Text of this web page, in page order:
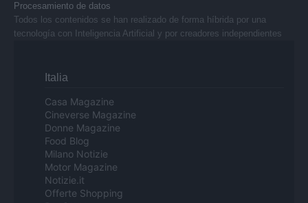
Procesamiento de datos
Todos los contenidos se han realizado de forma híbrida por una
tecnología con Inteligencia Artificial y por creadores independientes
Italia
Casa Magazine
Cineverse Magazine
Donne Magazine
Food Blog
Milano Notizie
Motor Magazine
Notizie.it
Offerte Shopping